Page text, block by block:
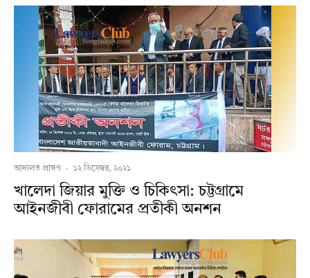
আদালত প্রাঙ্গণ · ১২ ডিসেম্বর, ২০২১
খালেদা জিয়ার মুক্তি ও চিকিৎসা: চট্টগ্রামে
আইনজীবী ফোরামের প্রতীকী অনশন